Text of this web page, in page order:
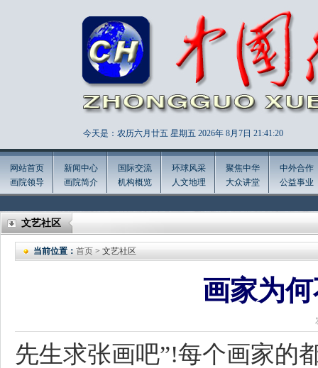
今天是：农历六月廿五 星期五 2026年 8月7日 21:41:22
网站首页
画院领导
新闻中心
画院简介
国际交流
机构概览
环球风采
人文地理
聚焦中华
大众讲堂
中外合作
公益事业
文艺社区
当前位置： 首页 > 文艺社区
画家为
先生求张画吧”!每个画家的